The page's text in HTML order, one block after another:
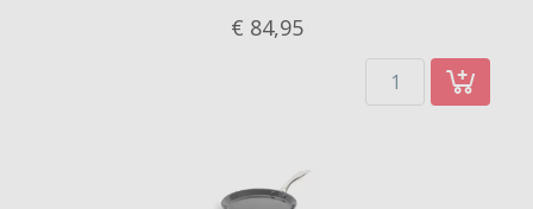
€ 84,95